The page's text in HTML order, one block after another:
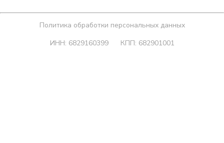
Политика обработки персональных данных
ИНН: 6829160399
КПП: 682901001